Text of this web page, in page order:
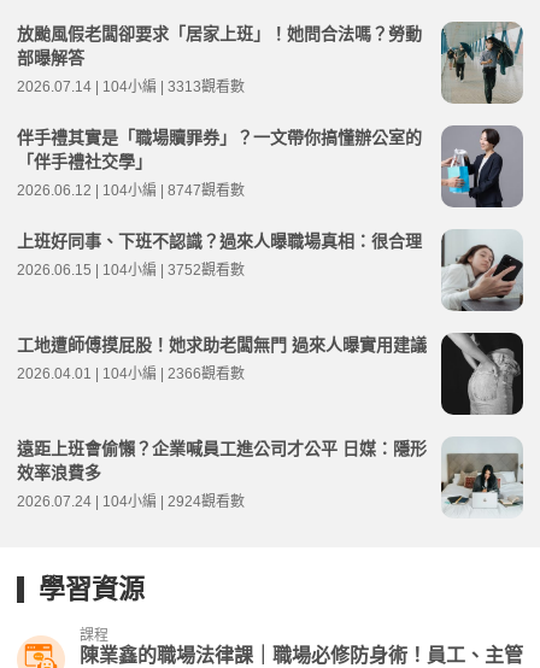
放颱風假老闆卻要求「居家上班」！她問合法嗎？勞動
部曝解答
2026.07.14 | 104小編 | 3313觀看數
伴手禮其實是「職場贖罪券」？一文帶你搞懂辦公室的
「伴手禮社交學」
2026.06.12 | 104小編 | 8747觀看數
上班好同事、下班不認識？過來人曝職場真相：很合理
2026.06.15 | 104小編 | 3752觀看數
工地遭師傅摸屁股！她求助老闆無門 過來人曝實用建議
2026.04.01 | 104小編 | 2366觀看數
遠距上班會偷懶？企業喊員工進公司才公平 日媒：隱形
效率浪費多
2026.07.24 | 104小編 | 2924觀看數
學習資源
課程
陳業鑫的職場法律課｜職場必修防身術！員工、主管